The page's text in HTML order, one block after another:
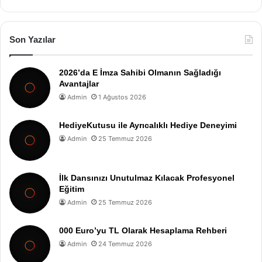
Son Yazılar
2026’da E İmza Sahibi Olmanın Sağladığı
Avantajlar
Admin 1 Ağustos 2026
HediyeKutusu ile Ayrıcalıklı Hediye Deneyimi
Admin 25 Temmuz 2026
İlk Dansınızı Unutulmaz Kılacak Profesyonel
Eğitim
Admin 25 Temmuz 2026
000 Euro’yu TL Olarak Hesaplama Rehberi
Admin 24 Temmuz 2026